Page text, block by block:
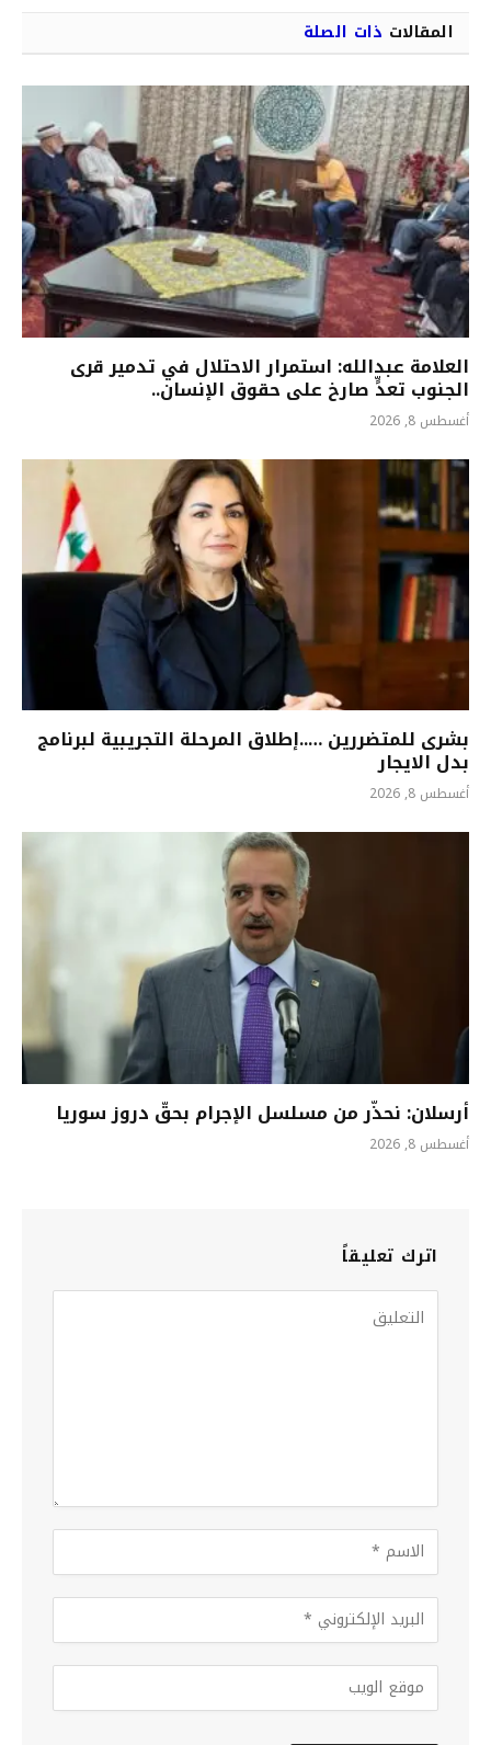
المقالات ذات الصلة
العلامة عبدالله: استمرار الاحتلال في تدمير قرى
الجنوب تعدٍّ صارخ على حقوق الإنسان..
أغسطس 8, 2026
بشرى للمتضررين …..إطلاق المرحلة التجريبية لبرنامج
بدل الايجار
أغسطس 8, 2026
أرسلان: نحذّر من مسلسل الإجرام بحقّ دروز سوريا
أغسطس 8, 2026
اترك تعليقاً